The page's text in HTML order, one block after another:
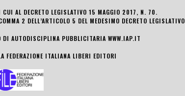
AL DECRETO LEGISLATIVO 15 MAGGIO 2017, N. 70.
2 DELL’ARTICOLO 5 DEL MEDESIMO DECRETO LEGISLATIVO
DI AUTODISCIPLINA PUBBLICITARIA WWW.IAP.IT
FEDERAZIONE ITALIANA LIBERI EDITORI